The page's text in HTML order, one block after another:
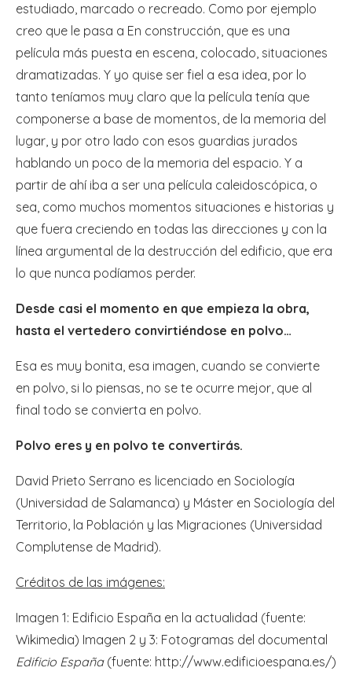
estudiado, marcado o recreado. Como por ejemplo
creo que le pasa a En construcción, que es una
película más puesta en escena, colocado, situaciones
dramatizadas. Y yo quise ser fiel a esa idea, por lo
tanto teníamos muy claro que la película tenía que
componerse a base de momentos, de la memoria del
lugar, y por otro lado con esos guardias jurados
hablando un poco de la memoria del espacio. Y a
partir de ahí iba a ser una película caleidoscópica, o
sea, como muchos momentos situaciones e historias y
que fuera creciendo en todas las direcciones y con la
línea argumental de la destrucción del edificio, que era
lo que nunca podíamos perder.
Desde casi el momento en que empieza la obra,
hasta el vertedero convirtiéndose en polvo…
Esa es muy bonita, esa imagen, cuando se convierte
en polvo, si lo piensas, no se te ocurre mejor, que al
final todo se convierta en polvo.
Polvo eres y en polvo te convertirás.
David Prieto Serrano es licenciado en Sociología
(Universidad de Salamanca) y Máster en Sociología del
Territorio, la Población y las Migraciones (Universidad
Complutense de Madrid).
Créditos de las imágenes:
Imagen 1: Edificio España en la actualidad (fuente:
Wikimedia) Imagen 2 y 3: Fotogramas del documental
Edificio España (fuente: http://www.edificioespana.es/)